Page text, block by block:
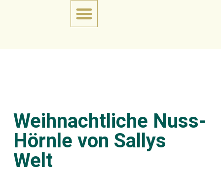
Weihnachtliche Nuss-
Hörnle von Sallys
Welt